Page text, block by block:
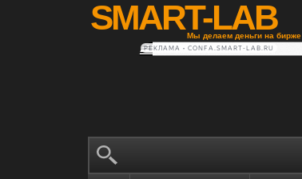
SMART-LAB
Мы делаем деньги на бирже
РЕКЛАМА • CONFA.SMART-LAB.RU